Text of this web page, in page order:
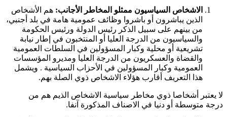
الاشخاص السياسيون ممثلو المخاطر الأجانب: هم الأشخاص
الذين يباشرون أو باشروا وظائف عمومية هامة في بلد أجنبي،
من بينهم على سبيل الذكر رئيس الدولة ورئيس الحكومة
والسياسيون من الدرجة العليا أو المنتخبون في إطار نيابة
تشريعية أو محلية وكبار المسؤولين في السلطات العمومية
والقضاة والعسكريون من الدرجة العليا ومديرو المؤسسات
العمومية وكبار المسؤولين في الأحزاب السياسية . ويشمل
هذا التعريف أقارب هؤلاء الاشخاص ذوي الصلة بهم.
لا يعتبر أشخاصا ذوي مخاطر سياسية الاشخاص الذيم هم من
درجة متوسطة أو دنيا في الاصناف المذكورة آنفا.